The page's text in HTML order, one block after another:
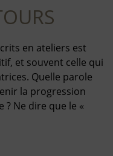
en ateliers est
et souvent celle qui
Quelle parole
la progression
Ne dire que le «